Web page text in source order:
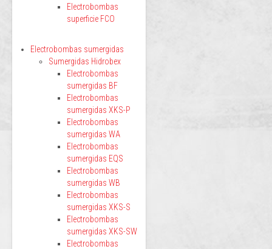
Electrobombas
superficie FCO
Electrobombas sumergidas
Sumergidas Hidrobex
Electrobombas
sumergidas BF
Electrobombas
sumergidas XKS-P
Electrobombas
sumergidas WA
Electrobombas
sumergidas EQS
Electrobombas
sumergidas WB
Electrobombas
sumergidas XKS-S
Electrobombas
sumergidas XKS-SW
Electrobombas